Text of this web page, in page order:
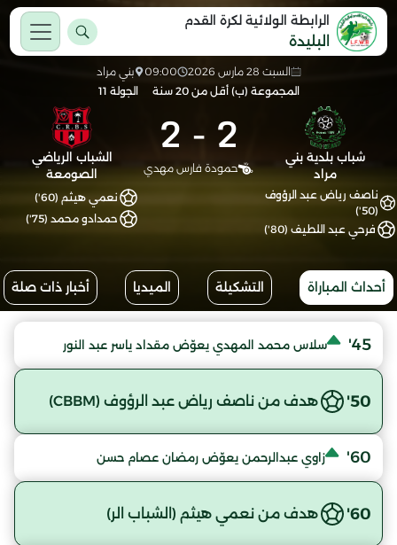
الرابطة الولائية لكرة القدم
البليدة
السبت 28 مارس 2026 09:00
بني مراد
المجموعة (ب) أقل من 20 سنة
الجولة 11
شباب بلدية بني
مراد
2
-
2
حمودة فارس مهدي
الشباب الرياضي
الصومعة
ناصف رياض عبد الرؤوف
(50')
فرحي عبد اللطيف (80')
نعمي هيثم (60')
حمدادو محمد (75')
أحداث المباراة التشكيلة الميديا أخبار ذات صلة
45' سلاس محمد المهدي يعوّض مقداد ياسر عبد النور
50' هدف من ناصف رياض عبد الرؤوف (CBBM)
60' زاوي عبدالرحمن يعوّض رمضان عصام حسن
60' هدف من نعمي هيثم (الشباب الر)